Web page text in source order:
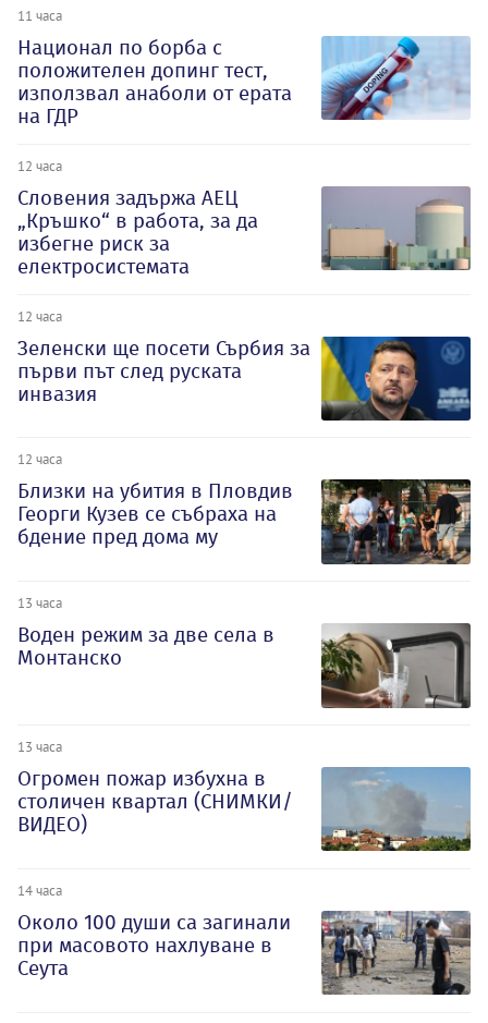
11 часа
Национал по борба с
положителен допинг тест,
използвал анаболи от ерата
на ГДР
12 часа
Словения задържа АЕЦ
„Кръшко“ в работа, за да
избегне риск за
електросистемата
12 часа
Зеленски ще посети Сърбия за
първи път след руската
инвазия
12 часа
Близки на убития в Пловдив
Георги Кузев се събраха на
бдение пред дома му
13 часа
Воден режим за две села в
Монтанско
13 часа
Огромен пожар избухна в
столичен квартал (СНИМКИ/
ВИДЕО)
14 часа
Около 100 души са загинали
при масовото нахлуване в
Сеута